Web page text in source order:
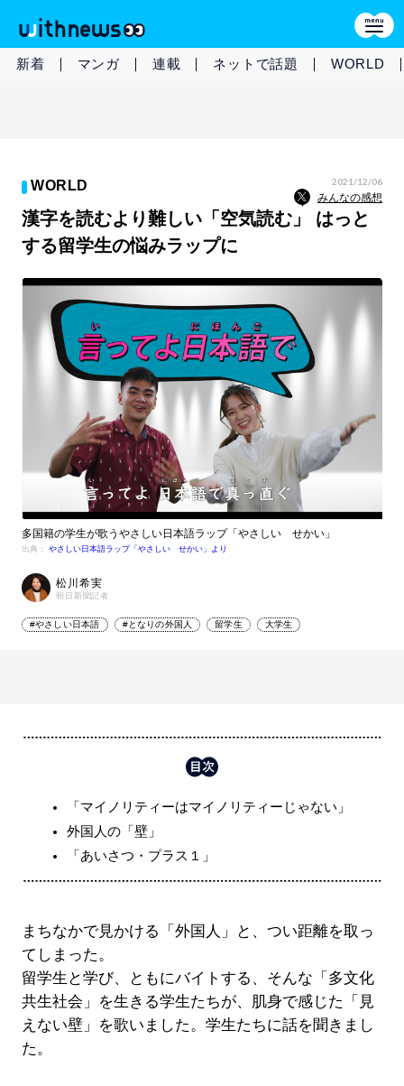
新着 マンガ 連載 ネットで話題 WORLD
WORLD 2021/12/06
みんなの感想
漢字を読むより難しい「空気読む」 はっと
する留学生の悩みラップに
多国籍の学生が歌うやさしい日本語ラップ「やさしい せかい」
出典： やさしい日本語ラップ「やさしい せかい」より
松川希実
朝日新聞記者
#やさしい日本語 #となりの外国人 留学生 大学生
「マイノリティーはマイノリティーじゃない」
外国人の「壁」
「あいさつ・プラス１」
まちなかで見かける「外国人」と、つい距離を取っ
てしまった。
留学生と学び、ともにバイトする、そんな「多文化
共生社会」を生きる学生たちが、肌身で感じた「見
えない壁」を歌いました。学生たちに話を聞きまし
た。